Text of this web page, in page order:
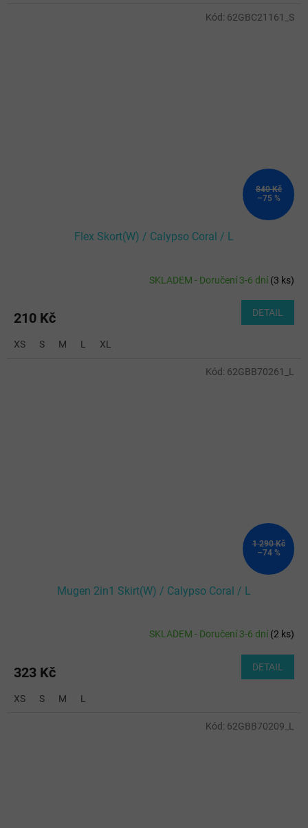
840 Kč
–75 %
Flex Skort(W) / Calypso Coral / L
SKLADEM - Doručení 3-6 dní(3 ks)
210 Kč DETAIL
XS S M L XL
Kód: 62GBC21161_S
1 290 Kč
–74 %
Mugen 2in1 Skirt(W) / Calypso Coral / L
SKLADEM - Doručení 3-6 dní(2 ks)
323 Kč DETAIL
XS S M L
Kód: 62GBB70261_L
Kód: 62GBB70209_L